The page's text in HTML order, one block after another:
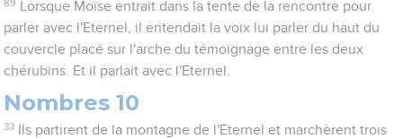
89
Lorsque Moïse entrait dans la tente de la rencontre pour
parler avec l'Eternel, il entendait la voix lui parler du haut du
couvercle placé sur l'arche du témoignage entre les deux
chérubins. Et il parlait avec l'Eternel.
Nombres 10
33
Ils partirent de la montagne de l'Eternel et marchèrent trois